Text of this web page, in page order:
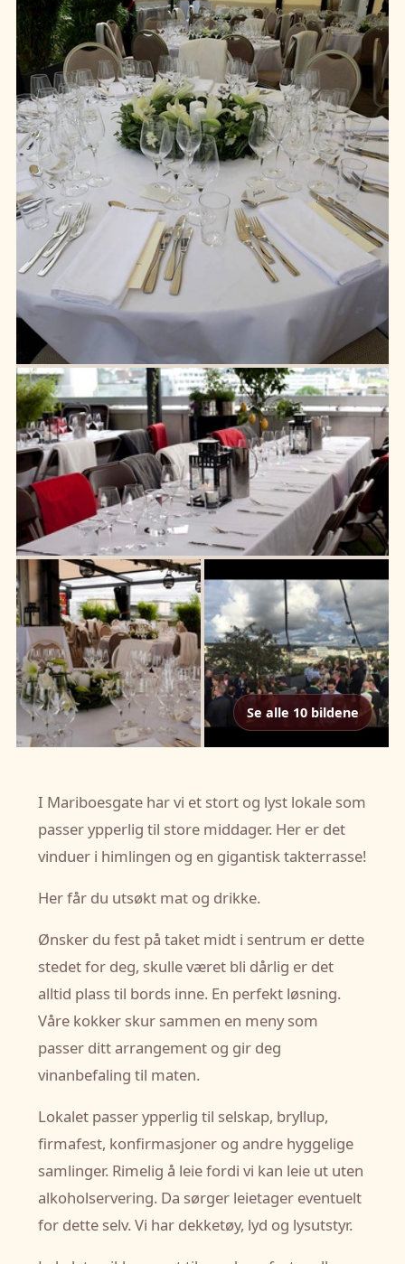
Se alle 10 bildene
I Mariboesgate har vi et stort og lyst lokale som
passer ypperlig til store middager. Her er det
vinduer i himlingen og en gigantisk takterrasse!
Her får du utsøkt mat og drikke.
Ønsker du fest på taket midt i sentrum er dette
stedet for deg, skulle været bli dårlig er det
alltid plass til bords inne. En perfekt løsning.
Våre kokker skur sammen en meny som
passer ditt arrangement og gir deg
vinanbefaling til maten.
Lokalet passer ypperlig til selskap, bryllup,
firmafest, konfirmasjoner og andre hyggelige
samlinger. Rimelig å leie fordi vi kan leie ut uten
alkoholservering. Da sørger leietager eventuelt
for dette selv. Vi har dekketøy, lyd og lysutstyr.